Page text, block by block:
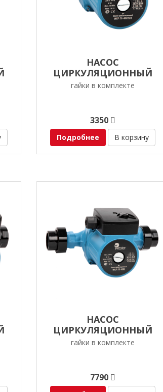
НАСОС
ЦИРКУЛЯЦИОННЫЙ
WESTER WCP 25-40G 130 ММ
гайки в комплекте
3350
Подробнее В корзину
ММ
НАСОС
ЦИРКУЛЯЦИОННЫЙ
WESTER WCP 25-80G
гайки в комплекте
7790